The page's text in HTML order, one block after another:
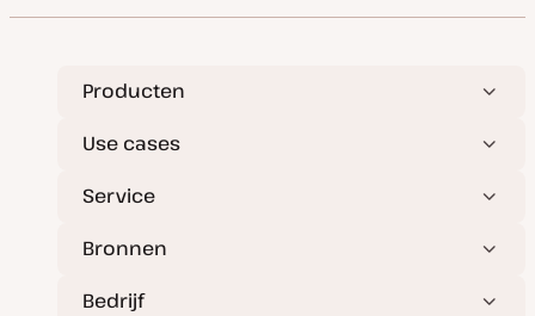
v
p
d
e
Producten
Use cases
Service
Bronnen
Bedrijf